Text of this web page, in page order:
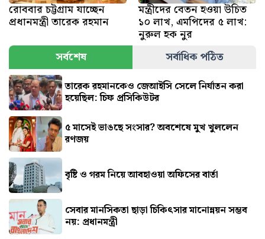
রোববার চট্টগ্রাম যাচ্ছেন
প্রধানমন্ত্রী তারেক রহমান
মন্ত্রীদের বেতন হওয়া উচিত
১০ লাখ, এমপিদের ৫ লাখ:
নুরুল হক নুর
সর্বশেষ
সর্বাধিক পঠিত
তারেক রহমানকেও জেআইসি সেলে নির্যাতন করা
হয়েছিল: চিফ প্রসিকিউটর
৫ মাসেই ভাঙছে সংসার? অবশেষে মুখ খুললেন
রণজয়
বৃষ্টি ও গরম নিয়ে আবহাওয়া অফিসের বার্তা
সেবার মানসিকতা ছাড়া চিকিৎসার মানোন্নয়ন সম্ভব
নয়: প্রধানমন্ত্রী